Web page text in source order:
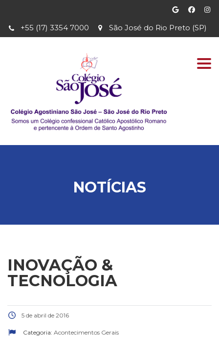
São José do Rio Preto (SP)
+55 (17) 3354 7000
NOTÍCIAS
INOVAÇÃO &
TECNOLOGIA
5 de abril de 2016
Categoria: Acontecimentos Gerais